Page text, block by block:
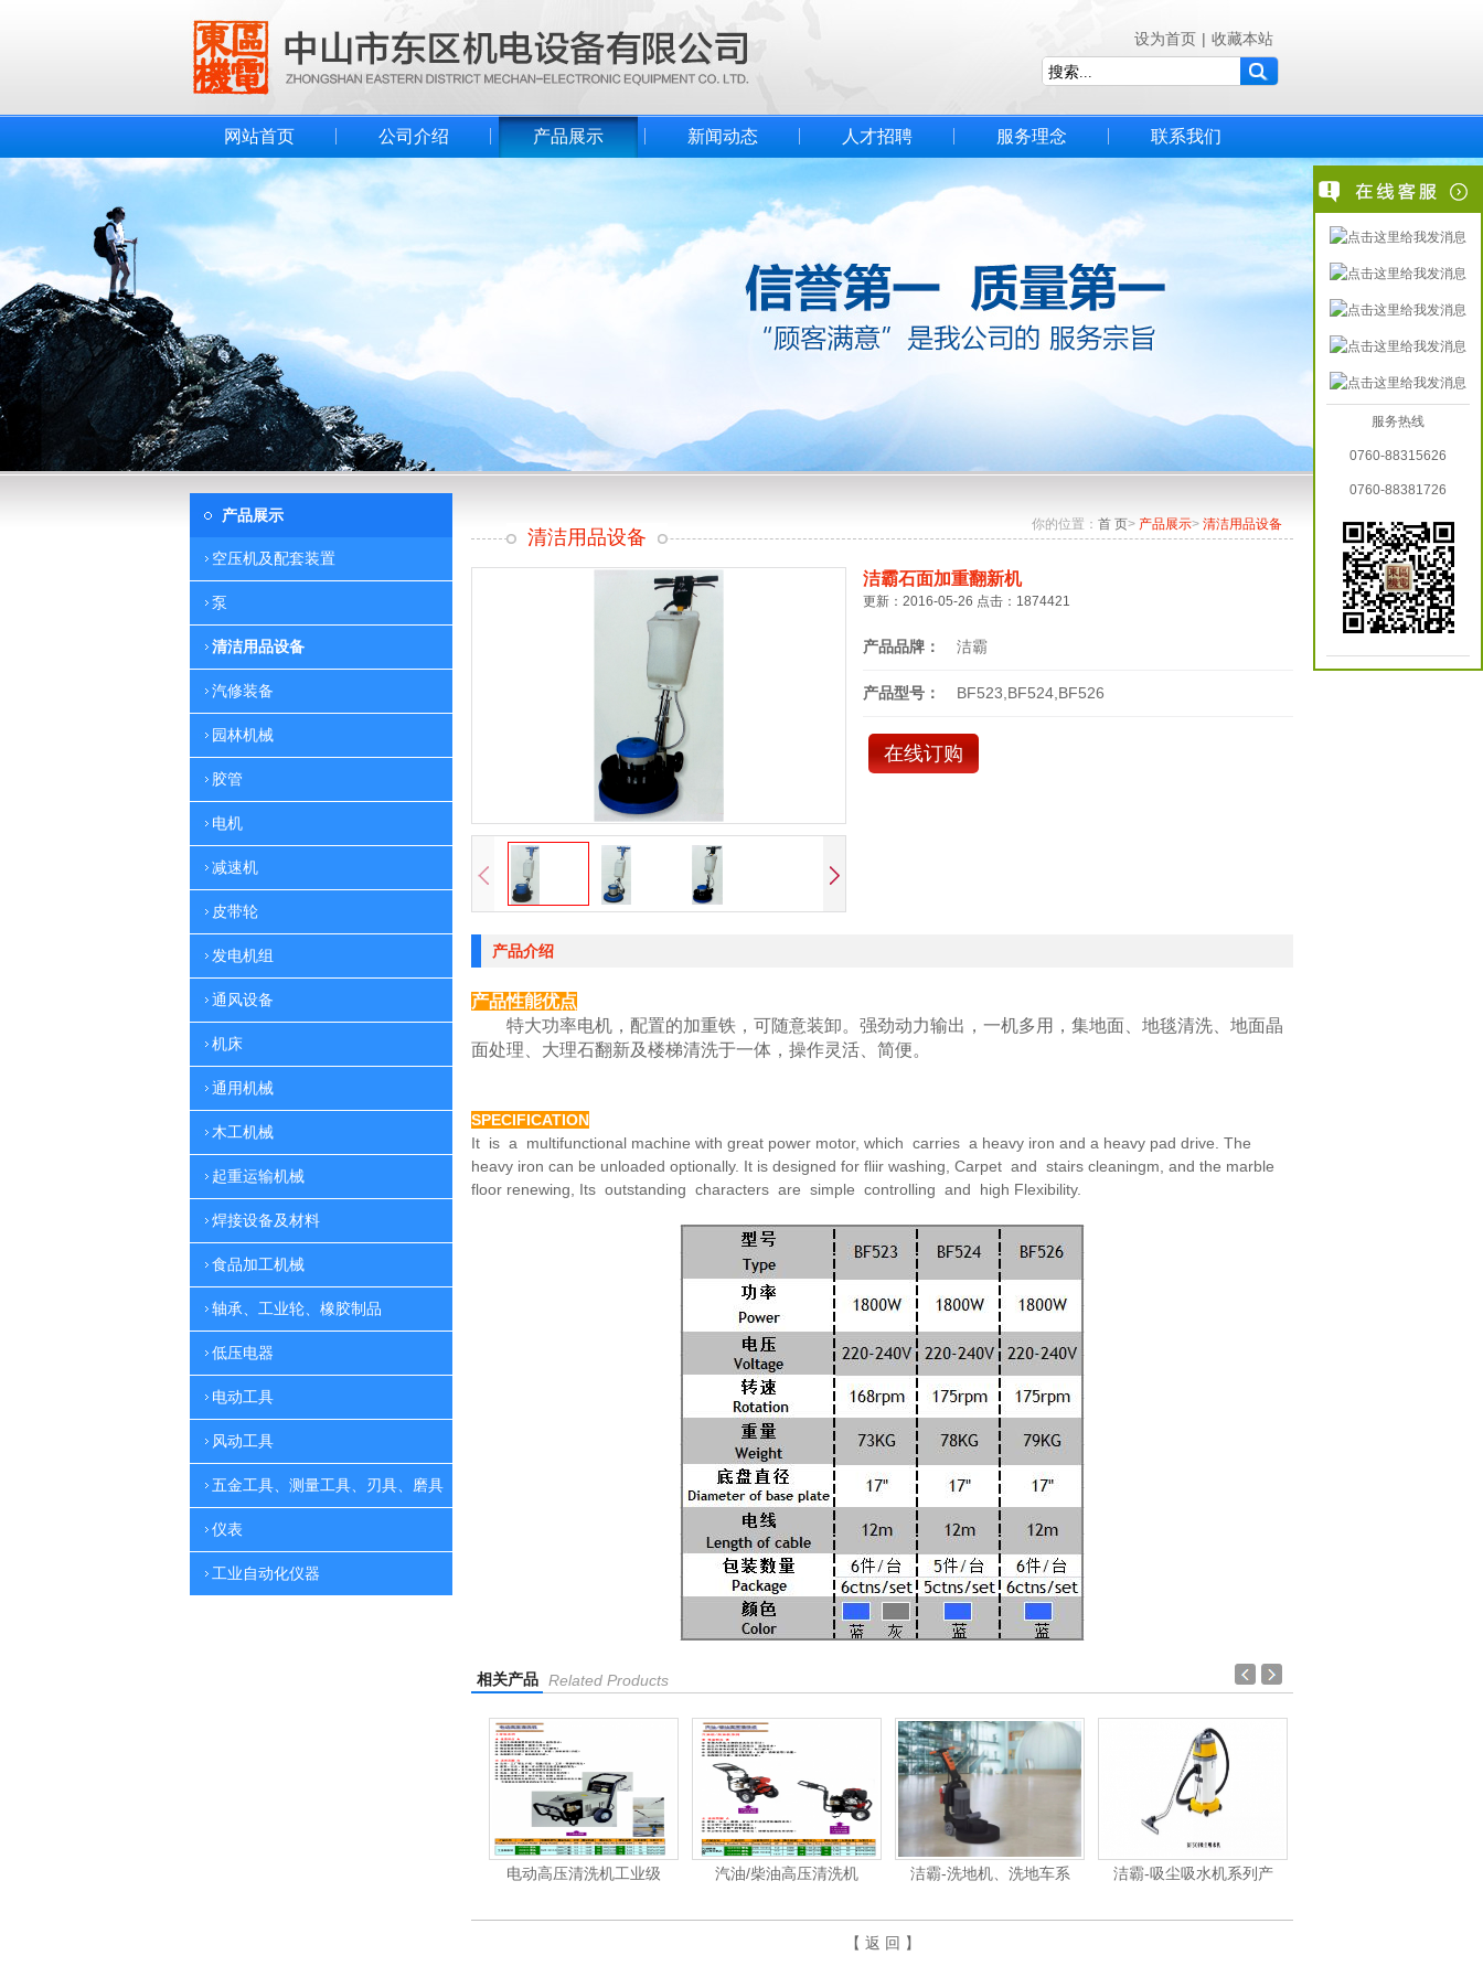
设为首页 | 收藏本站
网站首页 公司介绍 产品展示 新闻动态 人才招聘 服务理念 联系我们
产品展示
空压机及配套装置
泵
清洁用品设备
汽修装备
园林机械
胶管
电机
减速机
皮带轮
发电机组
通风设备
机床
通用机械
木工机械
起重运输机械
焊接设备及材料
食品加工机械
轴承、工业轮、橡胶制品
低压电器
电动工具
风动工具
五金工具、测量工具、刃具、磨具
仪表
工业自动化仪器
你的位置： 首 页> 产品展示> 清洁用品设备
清洁用品设备
洁霸石面加重翻新机
更新：2016-05-26 点击：1874421
产品品牌： 洁霸
产品型号： BF523,BF524,BF526
在线订购
产品介绍
产品性能优点
特大功率电机，配置的加重铁，可随意装卸。强劲动力输出，一机多用，集地面、地毯清洗、地面晶
面处理、大理石翻新及楼梯清洗于一体，操作灵活、简便。
SPECIFICATION
It is a multifunctional machine with great power motor, which carries a heavy iron and a heavy pad drive. The
heavy iron can be unloaded optionally. It is designed for fliir washing, Carpet and stairs cleaningm, and the marble
floor renewing, Its outstanding characters are simple controlling and high Flexibility.
相关产品 Related Products
电动高压清洗机工业级 汽油/柴油高压清洗机 洁霸-洗地机、洗地车系 洁霸-吸尘吸水机系列产 洁霸-刷地机系列
【 返 回 】
服务热线
0760-88315626
0760-88381726